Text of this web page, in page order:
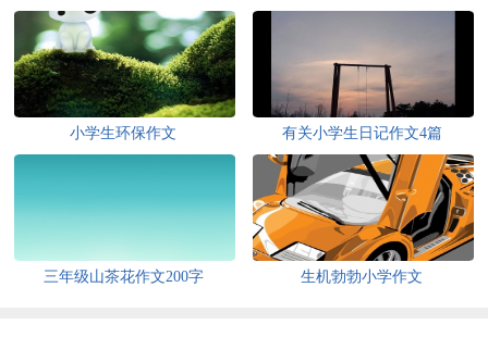
小学生环保作文 有关小学生日记作文4篇
三年级山茶花作文200字 生机勃勃小学作文